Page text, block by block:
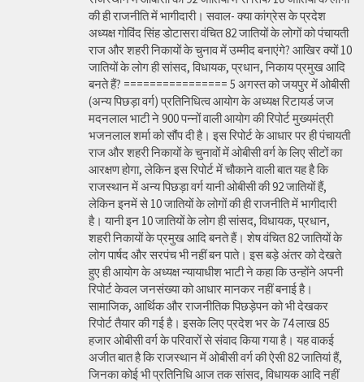
की ही राजनीति में भागीदारी। सवाल- क्या कांग्रेस के प्रदेश
अध्यक्ष गोविंद सिंह डोटासरा वंचित 82 जातियों के लोगों को पंचायती
राज और शहरी निकायों के चुनाव में उम्मीद बनाएंगे? आखिर क्यों 10
जातियों के लोग ही सांसद, विधायक, प्रधान, निकाय प्रमुख आदि
बनते हैं? ================ 5 अगस्त को जयपुर में ओबीसी
(अन्य पिछड़ा वर्ग) प्रतिनिधित्व आयोग के अध्यक्ष रिटायर्ड जज
मदनलाल भाटी ने 900 पन्नों वाली आयोग की रिपोर्ट मुख्यमंत्री
भजनलाल शर्मा को सौंप दी है। इस रिपोर्ट के आधार पर ही पंचायती
राज और शहरी निकायों के चुनावों में ओबीसी वर्ग के लिए सीटों का
आरक्षण होगा, लेकिन इस रिपोर्ट में चौकाने वाली बात यह है कि
राजस्थान में अन्य पिछड़ा वर्ग यानी ओबीसी की 92 जातियों हैं,
लेकिन इनमें से 10 जातियों के लोगों की ही राजनीति में भागीदारी
है। यानी इन 10 जातियों के लोग ही सांसद, विधायक, प्रधान,
शहरी निकायों के प्रमुख आदि बनते हैं। शेष वंचित 82 जातियों के
लोग पार्षद और सरपंच भी नहीं बन पाते। इस बड़े अंतर को देखते
हुए ही आयोग के अध्यक्ष न्यायाधीश भाटी ने कहा कि उन्होंने अपनी
रिपोर्ट केवल जनसंख्या को आधार मानकर नहीं बनाई है।
सामाजिक, आर्थिक और राजनीतिक पिछड़ेपन को भी देखकर
रिपोर्ट तैयार की गई है। इसके लिए प्रदेश भर के 74 लाख 85
हजार ओबीसी वर्ग के परिवारों से संवाद किया गया है। यह वाकई
अजीत बात है कि राजस्थान में ओबीसी वर्ग की ऐसी 82 जातियां हैं,
जिनका कोई भी प्रतिनिधि आज तक सांसद, विधायक आदि नहीं